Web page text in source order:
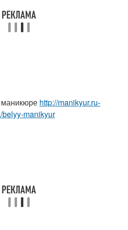
http://manikyur.ru-
manikyur